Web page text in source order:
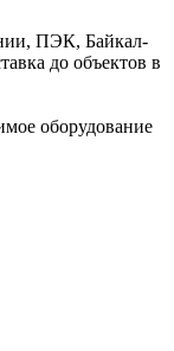
ПЭК, Байкал-
до объектов в
оборудование